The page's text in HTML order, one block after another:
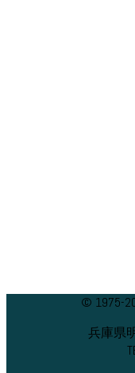
© 1975-
兵庫県